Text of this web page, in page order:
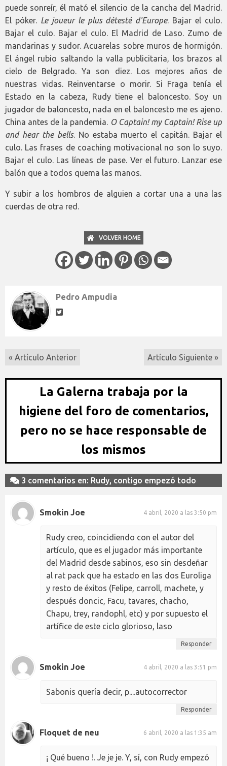
puede sonreír, él mató el silencio de la cancha del Madrid.
El póker. Le joueur le plus détesté d'Europe. Bajar el culo.
Bajar el culo. Bajar el culo. El Madrid de Laso. Zumo de
mandarinas y sudor. Acuarelas sobre muros de hormigón.
El ángel rubio saltando la valla publicitaria, los brazos al
cielo de Belgrado. Ya son diez. Los mejores años de
nuestras vidas. Reinventarse o morir. Si Fraga tenía el
Estado en la cabeza, Rudy tiene el baloncesto. Soy un
jugador de baloncesto, nada en el baloncesto me es ajeno.
China antes de la pandemia. O Captain! my Captain! Rise up
and hear the bells. No estaba muerto el capitán. Bajar el
culo. Las frases de coaching motivacional no son lo suyo.
Bajar el culo. Las líneas de pase. Ver el futuro. Lanzar ese
balón que a todos quema las manos.
Y subir a los hombros de alguien a cortar una a una las
cuerdas de otra red.
VOLVER HOME
Pedro Ampudia
« Artículo Anterior Artículo Siguiente »
La Galerna trabaja por la
higiene del foro de comentarios,
pero no se hace responsable de
los mismos
3 comentarios en: Rudy, contigo empezó todo
Smokin Joe 4 abril, 2020 a las 3:50 pm
Rudy creo, coincidiendo con el autor del
artículo, que es el jugador más importante
del Madrid desde sabinos, eso sin desdeñar
al rat pack que ha estado en las dos Euroliga
y resto de éxitos (Felipe, carroll, machete, y
después doncic, Facu, tavares, chacho,
Chapu, trey, randophl, etc) y por supuesto el
artífice de este ciclo glorioso, laso
Responder
Smokin Joe 4 abril, 2020 a las 3:51 pm
Sabonis quería decir, p....autocorrector
Responder
Floquet de neu 6 abril, 2020 a las 1:35 am
¡ Qué bueno !. Je je je. Y, sí, con Rudy empezó